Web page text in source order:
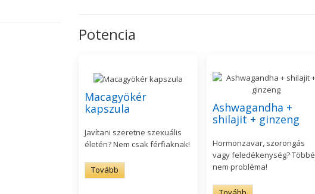
Potencia
Macagyökér
kapszula
Javítani szeretne szexuális
életén? Nem csak férfiaknak!
Tovább
Ashwagandha +
shilajit + ginzeng
Hormonzavar, szorongás
vagy feledékenység? Többé
nem probléma!